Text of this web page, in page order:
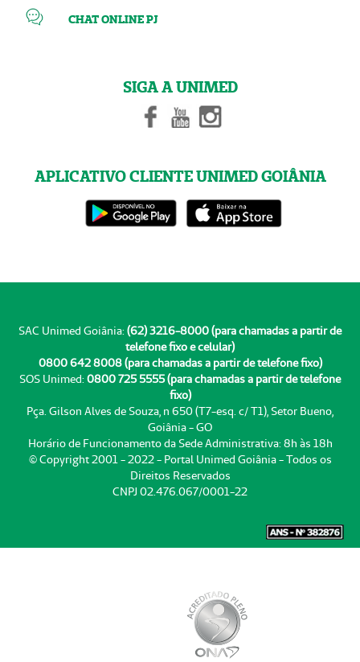
CHAT ONLINE PJ
SIGA A UNIMED
APLICATIVO CLIENTE UNIMED GOIÂNIA
SAC Unimed Goiânia: (62) 3216-8000 (para chamadas a partir de
telefone fixo e celular)
0800 642 8008 (para chamadas a partir de telefone fixo)
SOS Unimed: 0800 725 5555 (para chamadas a partir de telefone
fixo)
Pça. Gilson Alves de Souza, n 650 (T7-esq. c/ T1), Setor Bueno,
Goiânia - GO
Horário de Funcionamento da Sede Administrativa: 8h às 18h
© Copyright 2001 - 2022 - Portal Unimed Goiânia - Todos os
Direitos Reservados
CNPJ 02.476.067/0001-22